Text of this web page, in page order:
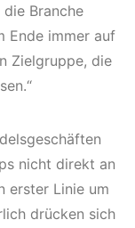
Branche
Ende immer auf
Zielgruppe, die
nicht direkt an
erster Linie um
drücken sich